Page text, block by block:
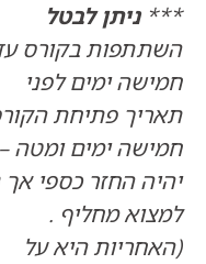
ניתן לבטל
בקורס עד
ימים לפני
פתיחת הקורס.
ימים ומטה – לא
החזר כספי אך ניתן
מחליף .
היא על